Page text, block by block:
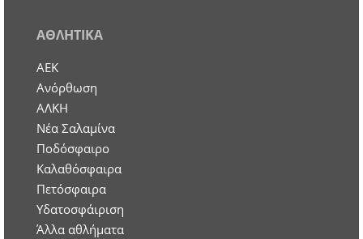
ΑΘΛΗΤΙΚΑ
ΑΕΚ
Ανόρθωση
ΑΛΚΗ
Νέα Σαλαμίνα
Ποδόσφαιρο
Καλαθόσφαιρα
Πετόσφαιρα
Υδατοσφάιριση
Άλλα αθλήματα